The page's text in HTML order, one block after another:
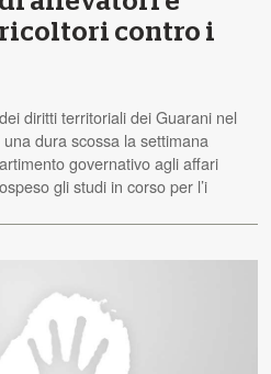
contro i
diritti territoriali dei Guarani nel
dura scossa la settimana
governativo agli affari
gli studi in corso per l’i